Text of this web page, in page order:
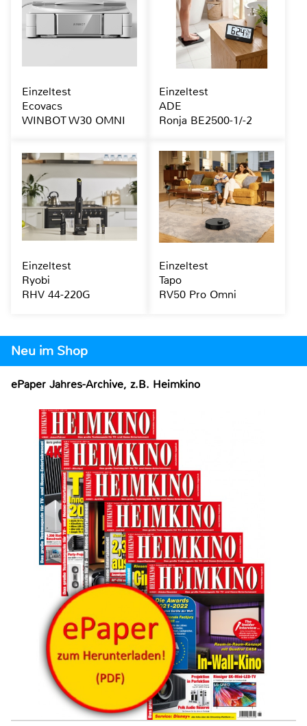
Neu im Shop
ePaper Jahres-Archive, z.B. Heimkino
Einzeltest
Ecovacs
WINBOT W30 OMNI
Einzeltest
ADE
Ronja BE2500-1/-2
Einzeltest
Ryobi
RHV 44-220G
Einzeltest
Tapo
RV50 Pro Omni